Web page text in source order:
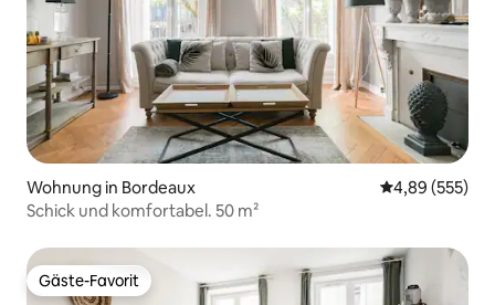
Wohnung in Bordeaux
4,89 (555)
Schick und komfortabel. 50 m²
Gäste-Favorit
Gäste-Favorit